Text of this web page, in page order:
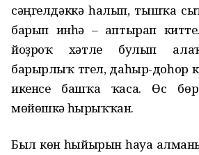
сәңгелдәккә һалып, тышҡа
барып инһә – аптырап
йоҙроҡ хәтле булып
барырлыҡ түгел, даһыр-доһор
икенсе башҡа ҡаса. Өс
мөйөшкә һырыҡҡан.
Был көн һыйырын һауа